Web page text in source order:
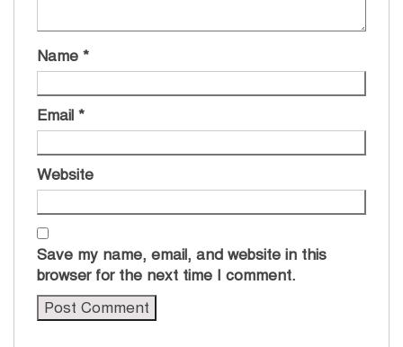
Name *
Email *
Website
Save my name, email, and website in this
browser for the next time I comment.